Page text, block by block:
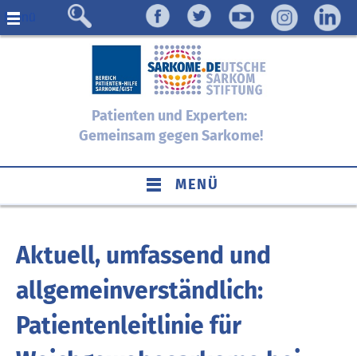
Menü
Patienten und Experten:
Gemeinsam gegen Sarkome!
MENÜ
Aktuell, umfassend und
allgemeinverständlich:
Patientenleitlinie für